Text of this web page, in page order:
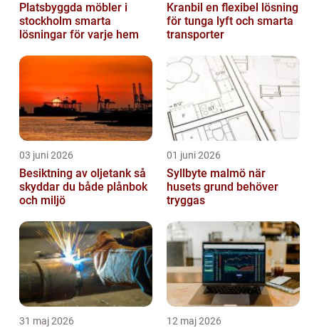
Platsbyggda möbler i
stockholm smarta
lösningar för varje hem
Kranbil en flexibel lösning
för tunga lyft och smarta
transporter
03 juni 2026
Besiktning av oljetank så
skyddar du både plånbok
och miljö
01 juni 2026
Syllbyte malmö när
husets grund behöver
tryggas
31 maj 2026 12 maj 2026